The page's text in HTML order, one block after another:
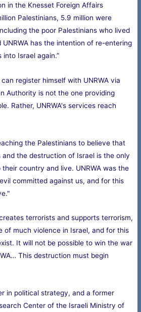
in the Knesset Foreign Affairs
Palestinians, 5.9 million were
the poor Palestinians who lived
UNRWA has the intention of re-entering
into Israel again.”
register himself with UNRWA via
Authority is not the one providing
Rather, UNRWA's services reach
the Palestinians to believe that
and the destruction of Israel is the only
country and live. UNRWA was the
committed against us, and for this
creates terrorists and supports terrorism,
of much violence in Israel, and for this
It will not be possible to win the war
This destruction must begin
in political strategy, and a former
Center of the Israeli Ministry of